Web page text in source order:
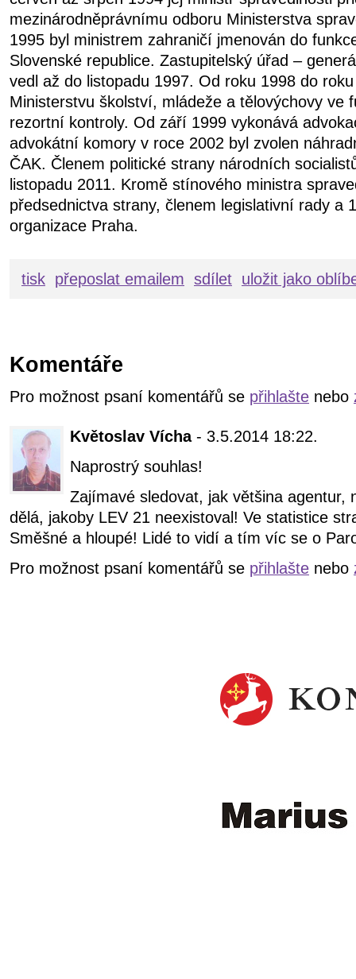
mezinárodněprávnímu odboru Ministerstva
1995 byl ministrem zahraničí jmenován do
Slovenské republice. Zastupitelský úřad –
vedl až do listopadu 1997. Od roku 1998 do
Ministerstvu školství, mládeže a tělovýchovy ve
rezortní kontroly. Od září 1999 vykonává
advokátní komory v roce 2002 byl zvolen
ČAK. Členem politické strany národních
listopadu 2011. Kromě stínového ministra
předsednictva strany, členem legislativní rady a
organizace Praha.
tisk přeposlat emailem sdílet uložit jako
Komentáře
Pro možnost psaní komentářů se přihlašte nebo
Květoslav Vícha- 3.5.2014 18:22.
Naprostrý souhlas!
Zajímavé sledovat, jak většina agentur,
dělá, jakoby LEV 21 neexistoval! Ve statistice
Směšné a hloupé! Lidé to vidí a tím víc se o
Pro možnost psaní komentářů se přihlašte nebo